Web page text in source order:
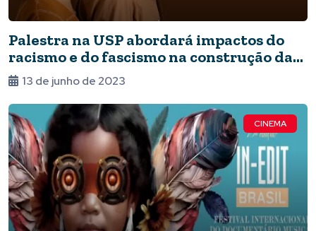
Palestra na USP abordará impactos do
racismo e do fascismo na construção da
memória
13 de junho de 2023
CINEMA